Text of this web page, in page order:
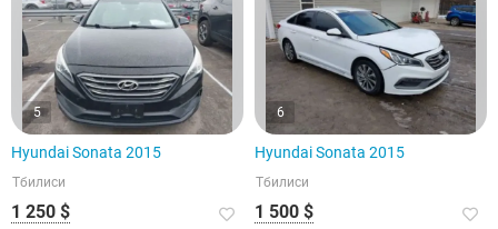
5
Hyundai Sonata 2015
Тбилиси
1 250 $
6
Hyundai Sonata 2015
Тбилиси
1 500 $